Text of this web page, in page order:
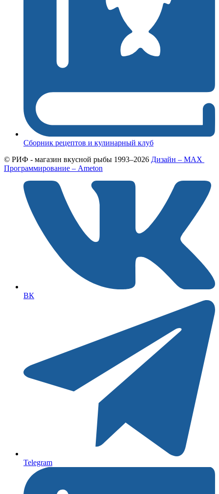
Сборник рецептов и кулинарный клуб
© РИФ - магазин вкусной рыбы 1993–2026 Дизайн – MAX
Программирование – Ameton
ВК
Telegram